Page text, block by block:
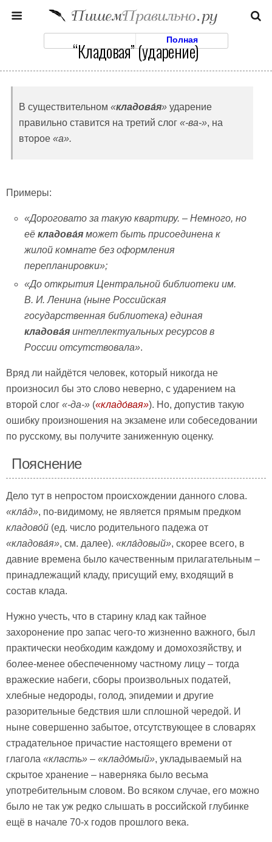
Полная
“Кладовая” (ударение)
В существительном «кладова́я» ударение
правильно ставится на третий слог «-ва-», на
второе «а».
Примеры:
«Дороговато за такую квартиру. – Немного, но
еёкладова́я может быть присоединена к
жилой комнате без оформления
перепланировки»;
«До открытия Центральной библиотеки им.
В. И. Ленина (ныне Российская
государственная библиотека) единая
кладова́я интеллектуальных ресурсов в
России отсутствовала».
Вряд ли найдётся человек, который никогда не
произносил бы это слово неверно, с ударением на
второй слог «-да-» («кладо́вая»). Но, допустив такую
ошибку произношения на экзамене или собеседовании
по русскому, вы получите заниженную оценку.
Пояснение
Дело тут в непростом происхождении данного слова.
«кла́д», по-видимому, не является прямым предком
кладово́й (ед. число родительного падежа от
«кладова́я», см. далее). «кла́довый», скорее всего, в
давние времена было качественным прилагательным –
принадлежащий кладу, присущий ему, входящий в
состав клада.
Нужно учесть, что в старину клад как тайное
захоронение про запас чего-то жизненно важного, был
практически необходим каждому и домохозяйству, и
более-менее обеспеченному частному лицу – тогда
вражеские набеги, сборы произвольных податей,
хлебные недороды, голод, эпидемии и другие
разорительные бедствия шли сплошной чередой. И
ныне совершенно забытое, отсутствующее в словарях
страдательное причастие настоящего времени от
глагола «класть» – «кладо́мый», укладываемый на
скрытое хранение – наверняка было весьма
употребительным словом. Во всяком случае, его можно
было не так уж редко слышать в российской глубинке
ещё в начале 70-х годов прошлого века.